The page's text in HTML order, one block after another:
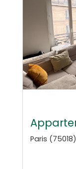
Paris (75018)